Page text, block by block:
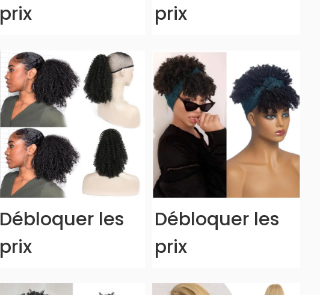
prix
prix
Débloquer les
prix
Débloquer les
prix